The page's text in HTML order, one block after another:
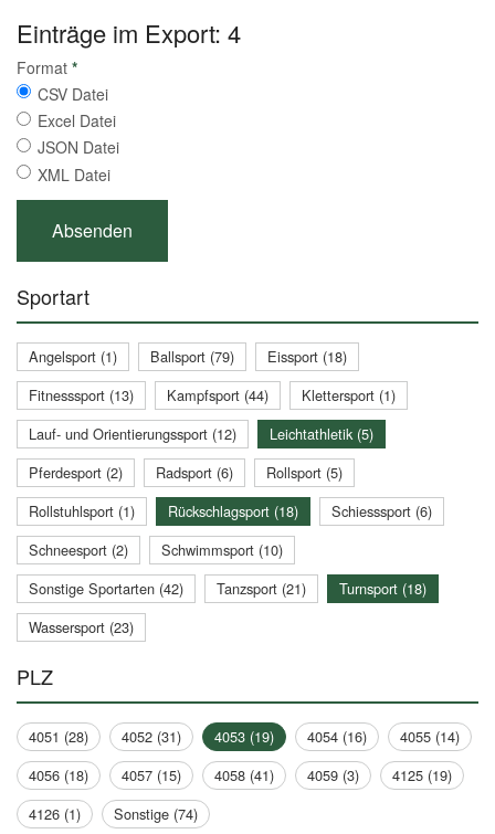
Einträge im Export: 4
Format *
CSV Datei
Excel Datei
JSON Datei
XML Datei
Sportart
Angelsport (1) Ballsport (79)
Eissport (18)
Fitnesssport (13)
Kampfsport (44)
Klettersport (1)
Lauf- und Orientierungssport (12)
Leichtathletik (5)
Pferdesport (2)
Radsport (6)
Rollsport (5)
Rollstuhlsport (1)
Rückschlagsport (18)
Schiesssport (6)
Schneesport (2)
Schwimmsport (10)
Sonstige Sportarten (42)
Tanzsport (21)
Turnsport (18)
Wassersport (23)
PLZ
4051 (28) 4052 (31) 4053 (19) 4054 (16)
4055 (14)
4056 (18)
4057 (15) 4058 (41) 4059 (3)
4125 (19)
4126 (1)
Sonstige (74)